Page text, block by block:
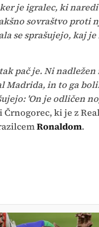
je igralec, ki
sovraštvo proti
se sprašujejo, kaj je
pač je. Ni nadležen
Madrida, in to ga
'On je odličen
ki je z
Ronaldom.